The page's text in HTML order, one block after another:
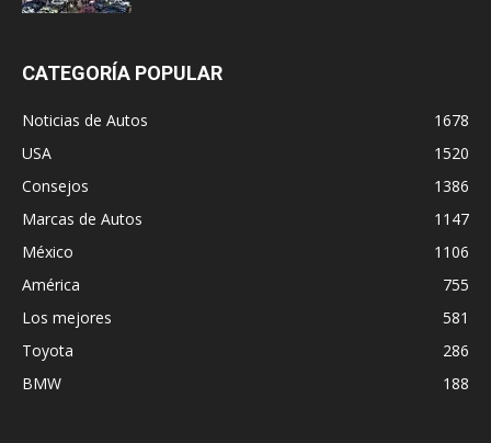
CATEGORÍA POPULAR
Noticias de Autos
1678
USA
1520
Consejos
1386
Marcas de Autos
1147
México
1106
América
755
Los mejores
581
Toyota
286
BMW
188